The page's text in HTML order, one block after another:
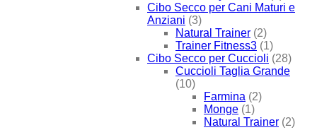
Cibo Secco per Cani Maturi e
Anziani (3)
Natural Trainer (2)
Trainer Fitness3 (1)
Cibo Secco per Cuccioli (28)
Cuccioli Taglia Grande
(10)
Farmina (2)
Monge (1)
Natural Trainer (2)